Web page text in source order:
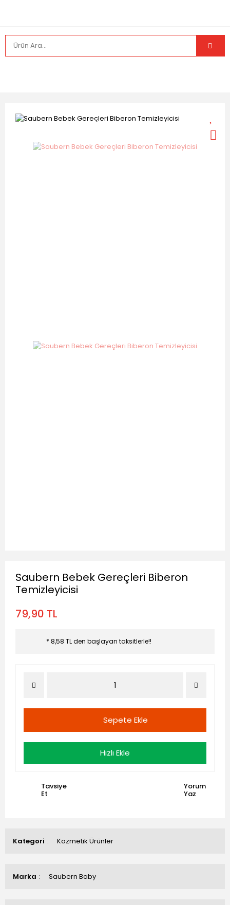
Kategori Kozmetik Ürünler
Marka Saubern Baby
Saubern Bebek Gereçleri Biberon
Temizleyicisi
79,90 TL
* 8,58 TL den başlayan taksitlerle!!
Sepete Ekle
Hızlı Ekle
Tavsiye
Et
Yorum
Yaz